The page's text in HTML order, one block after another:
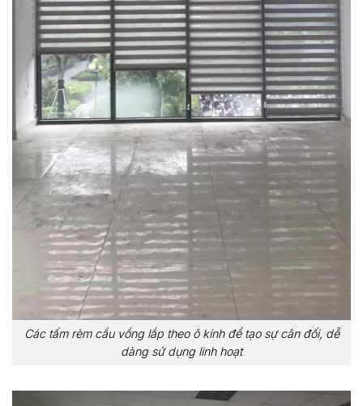
Các tấm rèm cầu vồng lắp theo ô kính để tạo sự cân đối, dễ
dàng sử dụng linh hoạt